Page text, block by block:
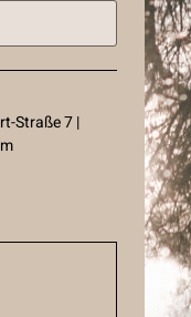
Straße 7 |